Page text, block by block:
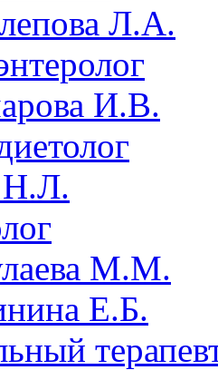
Л.А.
И.В.
М.М.
Е.Б.